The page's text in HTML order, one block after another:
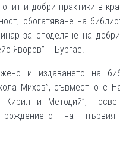
и добри практики в
обогатяване на
за споделяне на
Яворов” – Бургас.
и издаването на
Михов”, съвместно с
Кирил и Методий”,
на първия